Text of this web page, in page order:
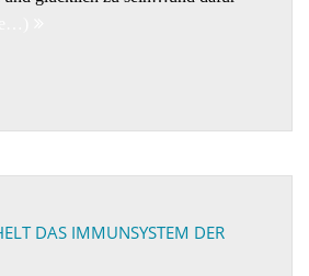
DAS IMMUNSYSTEM DER